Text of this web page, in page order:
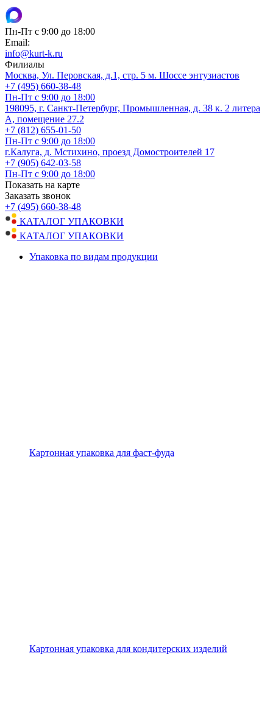
Пн-Пт с 9:00 до 18:00
Email:
info@kurt-k.ru
Филиалы
Москва, Ул. Перовская, д.1, стр. 5 м. Шоссе энтузиастов
+7 (495) 660-38-48
Пн-Пт с 9:00 до 18:00
198095, г. Санкт-Петербург, Промышленная, д. 38 к. 2 литера
А, помещение 27.2
+7 (812) 655-01-50
Пн-Пт с 9:00 до 18:00
г.Калуга, д. Мстихино, проезд Домостроителей 17
+7 (905) 642-03-58
Пн-Пт с 9:00 до 18:00
Показать на карте
Заказать звонок
+7 (495) 660-38-48
КАТАЛОГ УПАКОВКИ
КАТАЛОГ УПАКОВКИ
Упаковка по видам продукции
Картонная упаковка для фаст-фуда
Картонная упаковка для кондитерских изделий